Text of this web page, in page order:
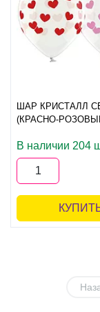
ШАР КРИСТАЛЛ
(КРАСНО-
В наличии 204